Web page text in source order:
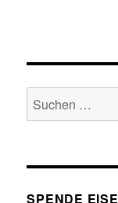
Suche
nach:
SPENDE